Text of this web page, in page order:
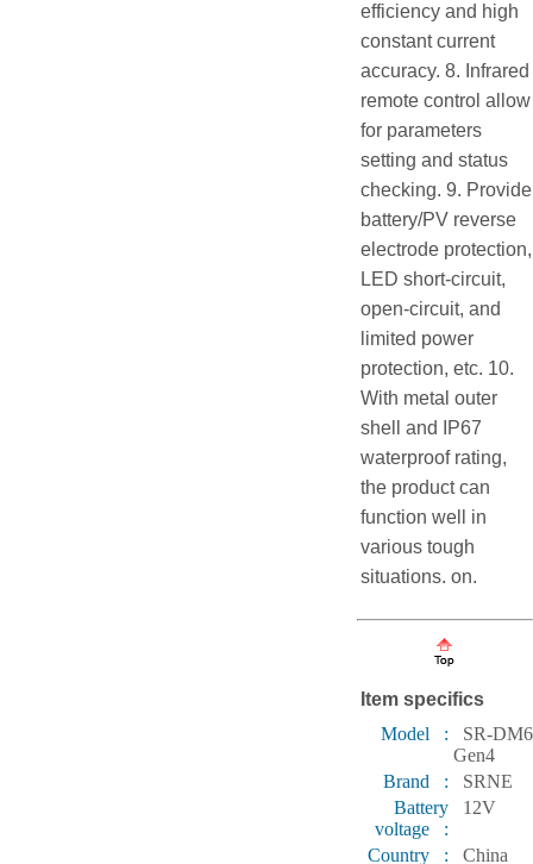
efficiency and high
constant current
accuracy. 8. Infrared
remote control allow
for parameters
setting and status
checking. 9. Provide
battery/PV reverse
electrode protection,
LED short-circuit,
open-circuit, and
limited power
protection, etc. 10.
With metal outer
shell and IP67
waterproof rating,
the product can
function well in
various tough
situations. on.
Item specifics
Model :
SR-
Gen4
Brand :
SRNE
Battery
voltage :
12V
Country :
China